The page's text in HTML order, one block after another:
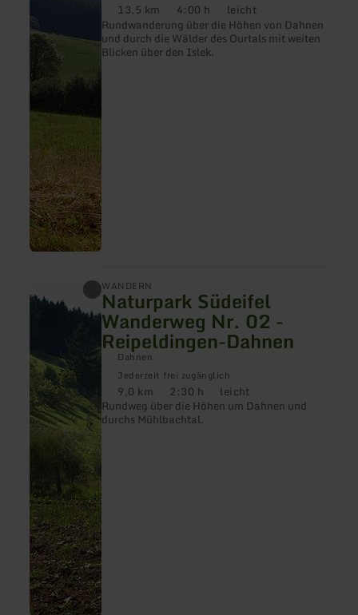
Distanz:
13,5 km Dauer:
4:00 h Anforderung:
leicht
Rundwanderung über die Höhen von Dahnen
und durch die Wälder des Ourtals mit weiten
Blicken über den Islek.
Dahnen
WANDERN
Naturpark Südeifel
Wanderweg Nr. 02 -
Reipeldingen-Dahnen
Dahnen
Jederzeit frei zugänglich
Distanz:
9,0 km Dauer:
2:30 h Anforderung:
leicht
Rundweg über die Höhen um Dahnen und
durchs Mühlbachtal.
erfahren
Nr.
02
-
Reipeldingen-
Dahnen